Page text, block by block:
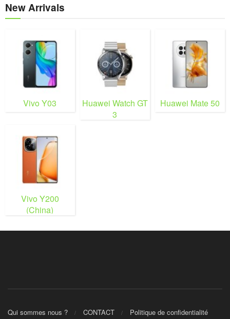
New Arrivals
Vivo Y03
Huawei Watch GT
3
Huawei Mate 50
Vivo Y200
(China)
Qui sommes nous ? CONTACT Politique de confidentialité